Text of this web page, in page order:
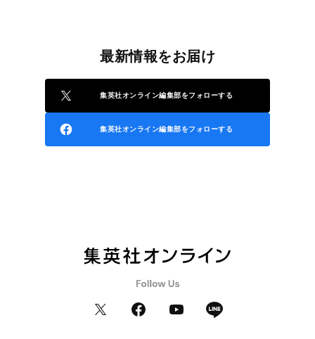
最新情報をお届け
集英社オンライン編集部をフォローする
集英社オンライン編集部をフォローする